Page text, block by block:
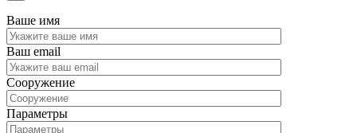
Ваше имя
Ваш email
Сооружение
Параметры